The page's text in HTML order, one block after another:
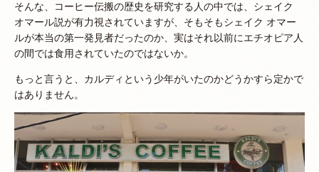
そんな、コーヒー伝搬の歴史を研究する人の中では、シェイク
オマール説が有力視されていますが、そもそもシェイク オマー
ルが本当の第一発見者だったのか、実はそれ以前にエチオピア人
の間では食用されていたのではないか。
もっと言うと、カルディという少年がいたのかどうかすら定かで
はありません。